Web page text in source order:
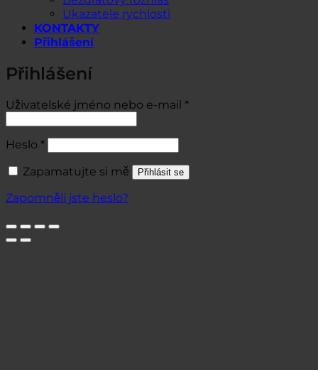
Ukazatele rychlosti
KONTAKTY
Přihlášení
Přihlášení
Uživatelské jméno nebo e-mail *Povinné
Heslo *Povinné
Zapamatujte si mě Přihlásit se
Zapomněli jste heslo?